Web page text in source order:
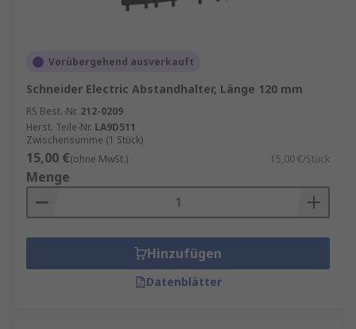
Vorübergehend ausverkauft
Schneider Electric Abstandhalter, Länge 120 mm
RS Best.-Nr. 212-0209
Herst. Teile-Nr. LA9D511
Zwischensumme (1 Stück)
15,00 €(ohne MwSt.) 15,00 €/Stück
Menge
Hinzufügen
Datenblätter